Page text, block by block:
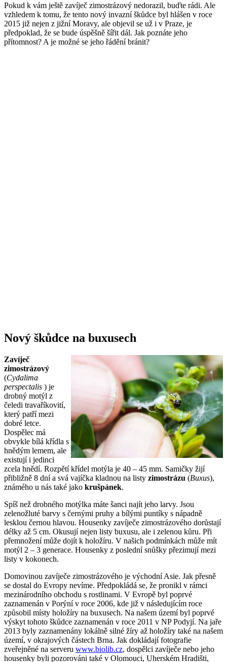
Pokud k vám ještě zavíječ zimostrázový nedorazil, buďte rádi. Ale
vzhledem k tomu, že tento nový invazní škůdce byl hlášen v roce
2015 již nejen z jižní Moravy, ale objevil se už i v Praze, je
předpoklad, že se bude úspěšně šířit dál. Jak poznáte jeho
přítomnost? A je možné se jeho řádění bránit?
Nový škůdce na buxusech
Zavíječ
zimostrázový
(Cydalima
perspectalis ) je
drobný motýl z
čeledi travaříkovití,
který patří mezi
dobré letce.
Dospělec má
obvykle bílá křídla s
hnědým lemem, ale
existují i jedinci
zcela hnědí. Rozpětí křídel motýla je 40 – 45 mm. Samičky žijí
přibližně 8 dní a svá vajíčka kladnou na listy zimostrázu (Buxus),
známého u nás také jako krušpánek.
Spíš než drobného motýlka máte šanci najít jeho larvy. Jsou
zelenožluté barvy s černými pruhy a bílými puntíky s nápadně
lesklou černou hlavou. Housenky zavíječe zimostrázového dorůstají
délky až 5 cm. Okusují nejen listy buxusu, ale i zelenou kůru. Při
přemnožení může dojít k holožíru. V našich podmínkách může mít
motýl 2 – 3 generace. Housenky z poslední snůšky přezimují mezi
listy v kokonech.
Domovinou zavíječe zimostrázového je východní Asie. Jak přesně
se dostal do Evropy nevíme. Předpokládá se, že pronikl v rámci
mezinárodního obchodu s rostlinami. V Evropě byl poprvé
zaznamenán v Porýní v roce 2006, kde již v následujícím roce
způsobil místy holožíry na buxusech. Na našem území byl poprvé
výskyt tohoto škůdce zaznamenán v roce 2011 v NP Podyjí. Na jaře
2013 byly zaznamenány lokálně silné žíry až holožíry také na našem
území, v okrajových částech Brna. Jak dokládají fotografie
zveřejněné na serveru www.biolib.cz, dospělci zavíječe nebo jeho
housenky byli pozorováni také v Olomouci, Uherském Hradišti,